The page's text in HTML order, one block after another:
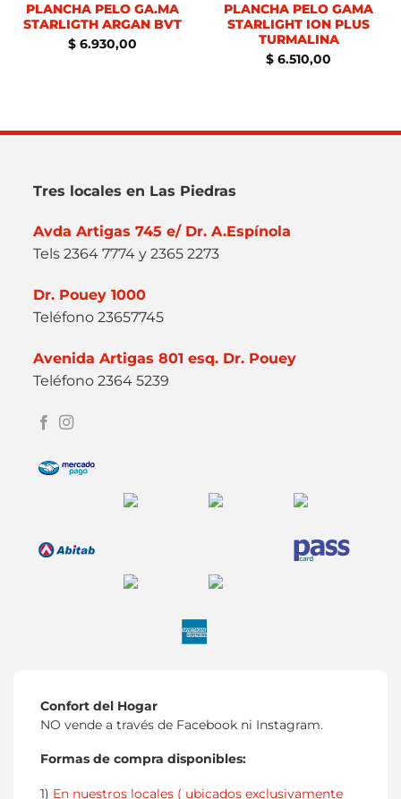
PLANCHA PELO GA.MA
STARLIGTH ARGAN BVT
$ 6.930,00
PLANCHA PELO GAMA
STARLIGHT ION PLUS
TURMALINA
$ 6.510,00
Tres locales en Las Piedras
Avda Artigas 745 e/ Dr. A.Espínola
Tels 2364 7774 y 2365 2273
Dr. Pouey 1000
Teléfono 23657745
Avenida Artigas 801 esq. Dr. Pouey
Teléfono 2364 5239
Confort del Hogar
NO vende a través de Facebook ni Instagram.
Formas de compra disponibles:
1) En nuestros locales ( ubicados exclusivamente